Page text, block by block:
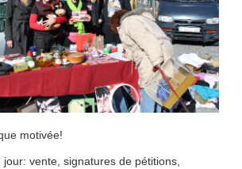
motivée!
vente, signatures de pétitions,